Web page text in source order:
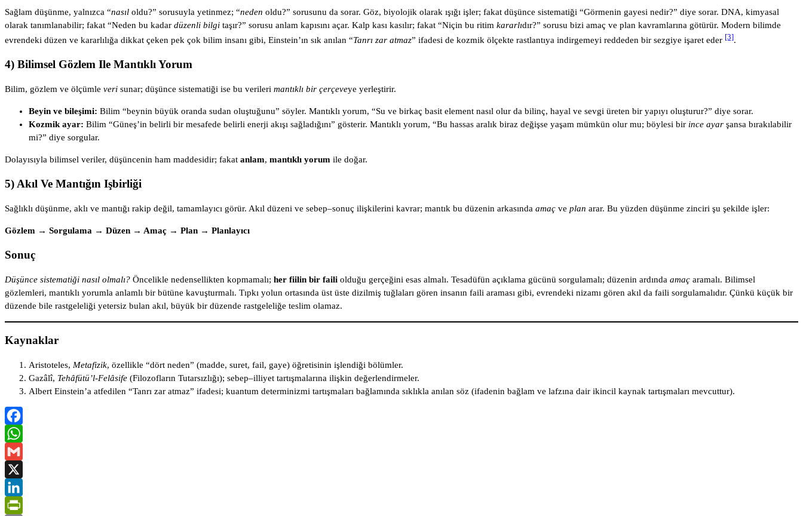
Sağlam düşünme, yalnızca “nasıl oldu?” sorusuyla yetinmez; “neden oldu?” sorusunu da sorar. Göz, biyolojik olarak ışığı işler; fakat düşünce sistematiği “Görmenin gayesi nedir?” diye sorar. DNA, kimyasal
olarak tanımlanabilir; fakat “Neden bu kadar düzenli bilgi taşır?” sorusu anlam kapısını açar. Kalp kası kasılır; fakat “Niçin bu ritim kararlıdır?” sorusu bizi amaç ve plan kavramlarına götürür. Modern bilimde
evrendeki düzen ve kararlılığa dikkat çeken pek çok bilim insanı gibi, Einstein’ın sık anılan “Tanrı zar atmaz” ifadesi de kozmik ölçekte rastlantıya indirgemeyi reddeden bir sezgiye işaret eder [3].
4) Bilimsel Gözlem Ile Mantıklı Yorum
Bilim, gözlem ve ölçümle veri sunar; düşünce sistematiği ise bu verileri mantıklı bir çerçeveye yerleştirir.
Beyin ve bileşimi: Bilim “beynin büyük oranda sudan oluştuğunu” söyler. Mantıklı yorum, “Su ve birkaç basit element nasıl olur da bilinç, hayal ve sevgi üreten bir yapıyı oluşturur?” diye sorar.
Kozmik ayar: Bilim “Güneş’in belirli bir mesafede belirli enerji akışı sağladığını” gösterir. Mantıklı yorum, “Bu hassas aralık biraz değişse yaşam mümkün olur mu; böylesi bir ince ayar şansa bırakılabilir
mi?” diye sorgular.
Dolayısıyla bilimsel veriler, düşüncenin ham maddesidir; fakat anlam, mantıklı yorum ile doğar.
5) Akıl Ve Mantığın Işbirliği
Sağlıklı düşünme, aklı ve mantığı rakip değil, tamamlayıcı görür. Akıl düzeni ve sebep–sonuç ilişkilerini kavrar; mantık bu düzenin arkasında amaç ve plan arar. Bu yüzden düşünme zinciri şu şekilde işler:
Gözlem → Sorgulama → Düzen → Amaç → Plan → Planlayıcı
Sonuç
Düşünce sistematiği nasıl olmalı? Öncelikle nedensellikten kopmamalı; her fiilin bir faili olduğu gerçeğini esas almalı. Tesadüfün açıklama gücünü sorgulamalı; düzenin ardında amaç aramalı. Bilimsel
gözlemleri, mantıklı yorumla anlamlı bir bütüne kavuşturmalı. Tıpkı yolun ortasında üst üste dizilmiş tuğlaları gören insanın faili araması gibi, evrendeki nizamı gören akıl da faili sorgulamalıdır. Çünkü küçük bir
düzende bile rastgeleliği yetersiz bulan akıl, büyük bir düzende rastgeleliğe teslim olamaz.
Kaynaklar
Aristoteles, Metafizik, özellikle “dört neden” (madde, suret, fail, gaye) öğretisinin işlendiği bölümler.
Gazâlî, Tehâfütü’l-Felâsife (Filozofların Tutarsızlığı); sebep–illiyet tartışmalarına ilişkin değerlendirmeler.
Albert Einstein’a atfedilen “Tanrı zar atmaz” ifadesi; kuantum determinizmi tartışmaları bağlamında sıklıkla anılan söz (ifadenin bağlam ve lafzına dair ikincil kaynak tartışmaları mevcuttur).
Facebook
WhatsApp
Gmail
X
LinkedIn